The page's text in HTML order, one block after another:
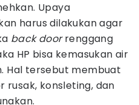
Upaya
harus dilakukan agar
back doorrenggang
HP bisa kemasukan air
Hal tersebut membuat
rusak, konsleting, dan